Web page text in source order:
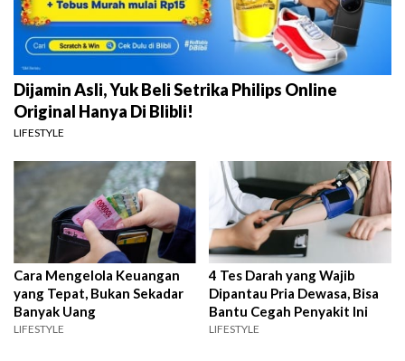
Dijamin Asli, Yuk Beli Setrika Philips Online
Original Hanya Di Blibli!
LIFESTYLE
Cara Mengelola Keuangan
yang Tepat, Bukan Sekadar
Banyak Uang
LIFESTYLE
4 Tes Darah yang Wajib
Dipantau Pria Dewasa, Bisa
Bantu Cegah Penyakit Ini
LIFESTYLE